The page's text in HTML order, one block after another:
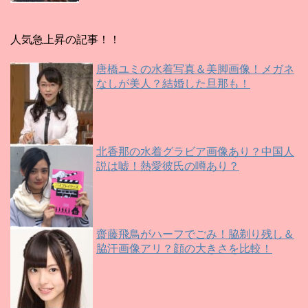
人気急上昇の記事！！
唐橋ユミの水着写真＆美脚画像！メガネ
なしが美人？結婚した旦那も！
北香那の水着グラビア画像あり？中国人
説は嘘！熱愛彼氏の噂あり？
齋藤飛鳥がハーフでごみ！脇剃り残し＆
脇汗画像アリ？顔の大きさを比較！